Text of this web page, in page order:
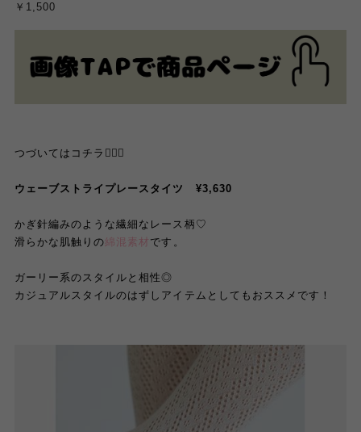
￥1,500
つづいてはコチラ💁🏻‍♀️
ウェーブストライプレースタイツ ¥3,630
かぎ針編みのような繊細なレース柄♡
滑らかな肌触りの綿混素材 です。
ガーリー系のスタイルと相性◎
カジュアルスタイルのはずしアイテムとしてもおススメです！